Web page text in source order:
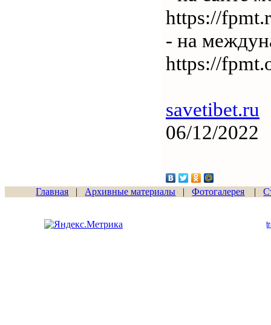
https://
- на
https://
savetibet.ru
06/12/2022
Главная | Архивные материалы |Фотогалерея |